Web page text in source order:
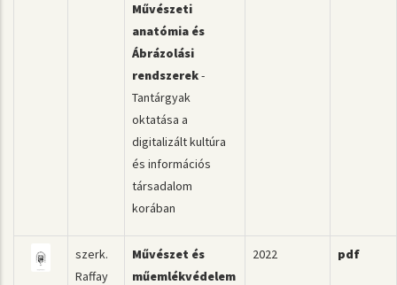
Művészeti
anatómia és
Ábrázolási
rendszerek-
Tantárgyak
oktatása a
digitalizált kultúra
és információs
társadalom
korában
szerk.
Raffay
Művészet és
műemlékvédelem
2022 pdf